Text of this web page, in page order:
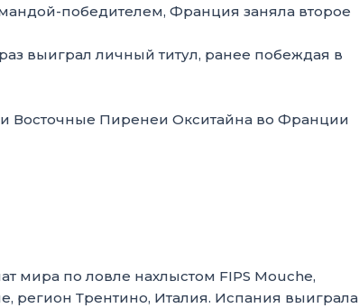
победителем, Франция заняла второе
выиграл личный титул, ранее побеждая в
Восточные Пиренеи Окситайна во Франции
мира по ловле нахлыстом FIPS Mouche,
регион Трентино, Италия. Испания выиграла